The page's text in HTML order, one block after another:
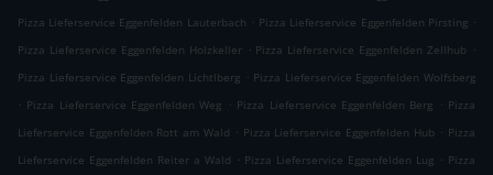
Pizza Lieferservice Eggenfelden Lauterbach . Pizza Lieferservice Eggenfelden Pirsting .
Pizza Lieferservice Eggenfelden Holzkeller . Pizza Lieferservice Eggenfelden Zellhub .
Pizza Lieferservice Eggenfelden Lichtlberg . Pizza Lieferservice Eggenfelden Wolfsberg
. Pizza Lieferservice Eggenfelden Weg . Pizza Lieferservice Eggenfelden Berg . Pizza
Lieferservice Eggenfelden Rott am Wald . Pizza Lieferservice Eggenfelden Hub . Pizza
Lieferservice Eggenfelden Reiter a Wald . Pizza Lieferservice Eggenfelden Lug . Pizza